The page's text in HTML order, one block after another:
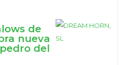
de
nueva
del